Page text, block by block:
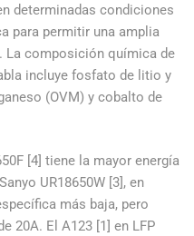
determinadas condiciones
para permitir una amplia
La composición química de
incluye fosfato de litio y
(OVM) y cobalto de
[4] tiene la mayor energía
UR18650W [3], en
más baja, pero
20A. El A123 [1] en LFP